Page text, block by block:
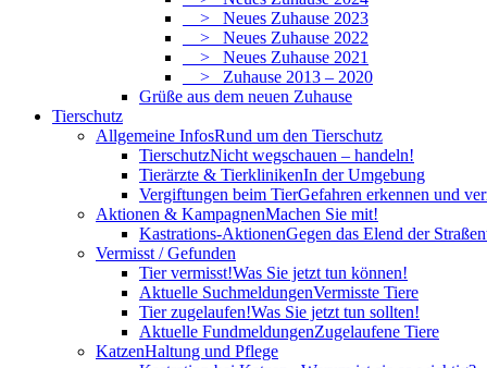
> Neues Zuhause 2023
> Neues Zuhause 2022
> Neues Zuhause 2021
> Zuhause 2013 – 2020
Grüße aus dem neuen Zuhause
Tierschutz
Allgemeine InfosRund um den Tierschutz
TierschutzNicht wegschauen – handeln!
Tierärzte & TierklinikenIn der Umgebung
Vergiftungen beim TierGefahren erkennen und
Aktionen & KampagnenMachen Sie mit!
Kastrations-AktionenGegen das Elend der
Vermisst / Gefunden
Tier vermisst!Was Sie jetzt tun können!
Aktuelle SuchmeldungenVermisste Tiere
Tier zugelaufen!Was Sie jetzt tun sollten!
Aktuelle FundmeldungenZugelaufene Tiere
KatzenHaltung und Pflege